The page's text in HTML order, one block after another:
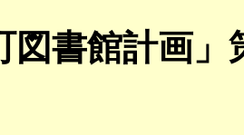
図書館計画